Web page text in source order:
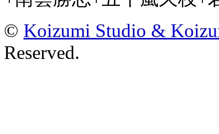
© Koizumi Studio &
Reserved.